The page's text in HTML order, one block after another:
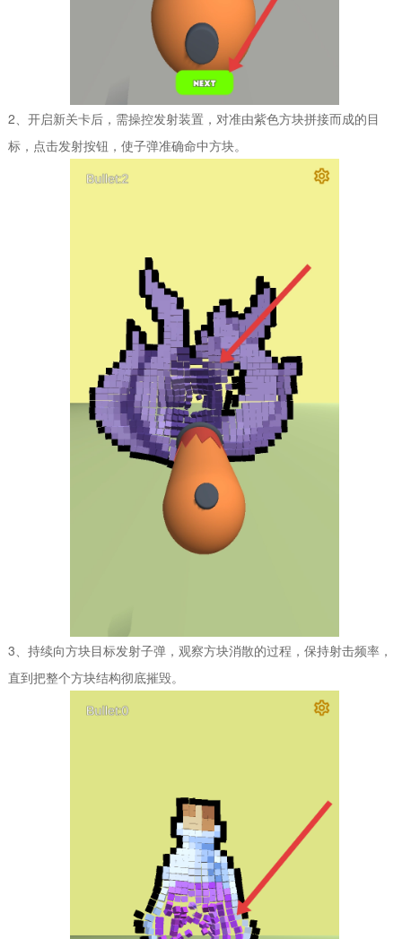
2、开启新关卡后，需操控发射装置，对准由紫色方块拼接而成的目
标，点击发射按钮，使子弹准确命中方块。
3、持续向方块目标发射子弹，观察方块消散的过程，保持射击频率，
直到把整个方块结构彻底摧毁。